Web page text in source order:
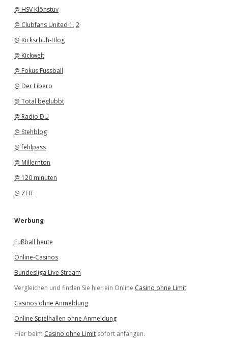
@ HSV Klönstuv
@ Clubfans United 1 , 2
@ Kickschuh-Blog
@ Kickwelt
@ Fokus Fussball
@ Der Libero
@ Total beglubbt
@ Radio DU
@ Stehblog
@ fehlpass
@ Millernton
@ 120 minuten
@ ZEIT
Werbung
Fußball heute
Online-Casinos
Bundesliga Live Stream
Vergleichen und finden Sie hier ein Online Casino ohne Limit
Casinos ohne Anmeldung
Online Spielhallen ohne Anmeldung
Hier beim Casino ohne Limit sofort anfangen.